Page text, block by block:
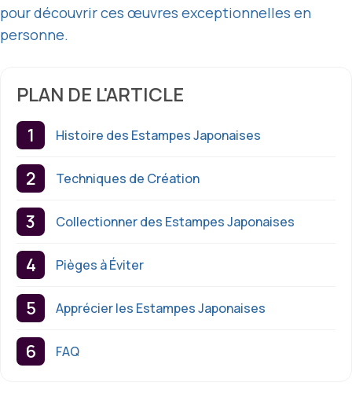
pour découvrir ces œuvres exceptionnelles en
personne.
PLAN DE L'ARTICLE
Histoire des Estampes Japonaises
Techniques de Création
Collectionner des Estampes Japonaises
Pièges à Éviter
Apprécier les Estampes Japonaises
FAQ